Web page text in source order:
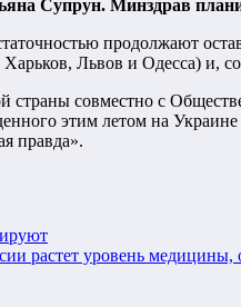
Супрун. Минздрав
продолжают
Львов и Одесса) и,
страны совместно с
этим летом на
правда».
растет уровень медицины,